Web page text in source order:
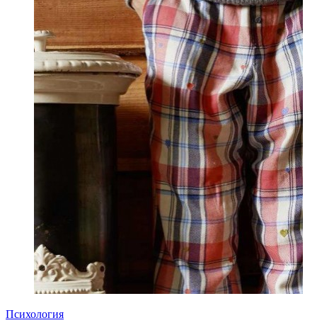
Психология